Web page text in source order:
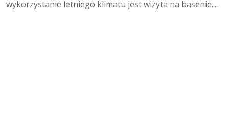
wykorzystanie letniego klimatu jest wizyta na basenie....